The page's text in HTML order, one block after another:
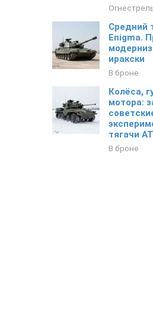
Средний
Enigma.
иракски
В броне
Колёса,
мотора:
тягачи АТ
В броне